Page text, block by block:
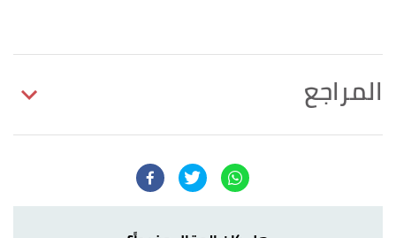
المراجع
↑
"HEMOGLOBINOPATHY AND SICKLE CELL